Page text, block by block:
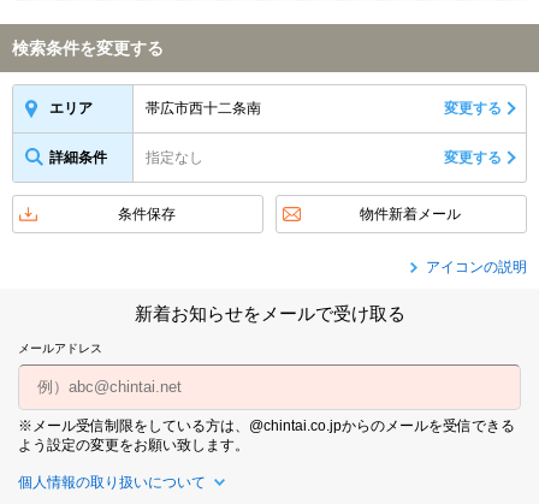
検索条件を変更する
エリア 帯広市西十二条南 変更する
詳細条件 指定なし 変更する
条件保存 物件新着メール
アイコンの説明
新着お知らせをメールで受け取る
メールアドレス
※メール受信制限をしている方は、@chintai.co.jpからのメールを受信できる
よう設定の変更をお願い致します。
個人情報の取り扱いについて